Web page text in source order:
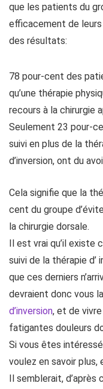
que les patients du
efficacement de leurs
des résultats:
78 pour-cent des
qu’une thérapie
recours à la chirurgie
Seulement 23 pour-
suivi en plus de la
d’inversion, ont du
Cela signifie que la
cent du groupe
la chirurgie dorsale.
Il est vrai qu’il
suivi de la thérapie d’
que ces derniers
devraient donc vous
d’inversion, et de
fatigantes douleurs
Si vous êtes
voulez en savoir
Il semblerait,